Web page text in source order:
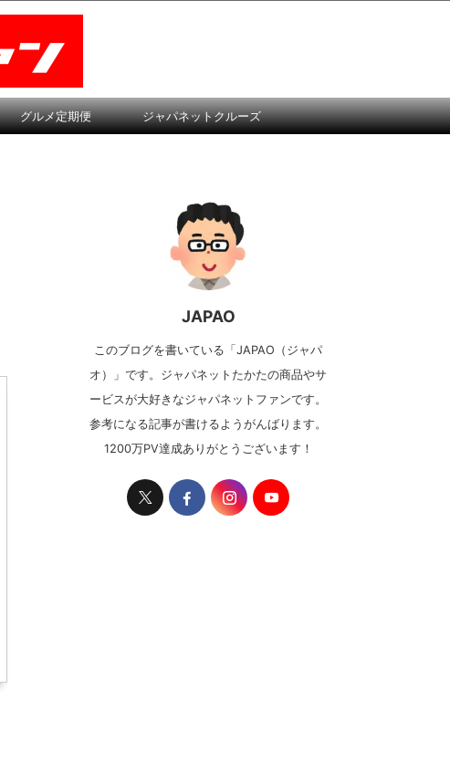
グルメ定期便 ジャパネットクルーズ
JAPAO
このブログを書いている「JAPAO（ジャパ
オ）」です。ジャパネットたかたの商品やサ
ービスが大好きなジャパネットファンです。
参考になる記事が書けるようがんばります。
1200万PV達成ありがとうございます！